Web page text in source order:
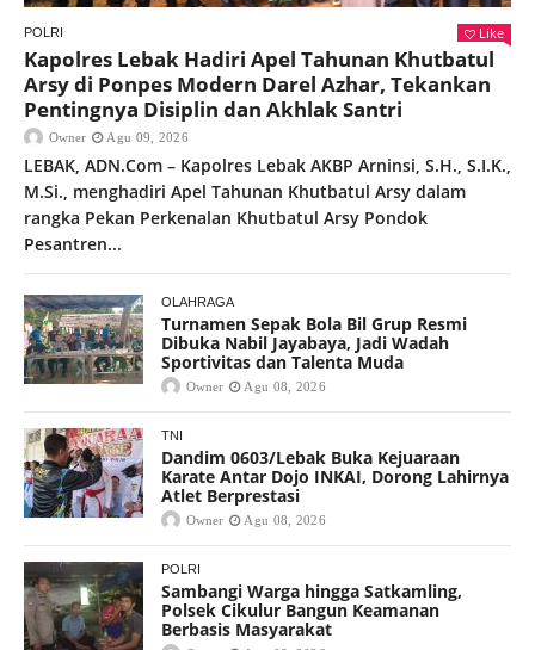
POLRI Like
Kapolres Lebak Hadiri Apel Tahunan Khutbatul
Arsy di Ponpes Modern Darel Azhar, Tekankan
Pentingnya Disiplin dan Akhlak Santri
Owner Agu 09, 2026
LEBAK, ADN.Com – Kapolres Lebak AKBP Arninsi, S.H., S.I.K.,
M.Si., menghadiri Apel Tahunan Khutbatul Arsy dalam
rangka Pekan Perkenalan Khutbatul Arsy Pondok
Pesantren...
OLAHRAGA
Turnamen Sepak Bola Bil Grup Resmi
Dibuka Nabil Jayabaya, Jadi Wadah
Sportivitas dan Talenta Muda
Owner Agu 08, 2026
TNI
Dandim 0603/Lebak Buka Kejuaraan
Karate Antar Dojo INKAI, Dorong Lahirnya
Atlet Berprestasi
Owner Agu 08, 2026
POLRI
Sambangi Warga hingga Satkamling,
Polsek Cikulur Bangun Keamanan
Berbasis Masyarakat